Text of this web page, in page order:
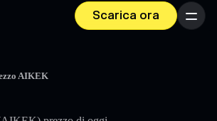
Scarica ora Menu
AIKEK